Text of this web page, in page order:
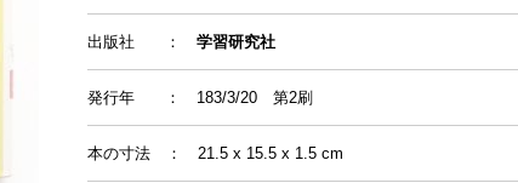
出版社 ： 学習研究社
発行年 ： 183/3/20 第2刷
本の寸法 ： 21.5 x 15.5 x 1.5 cm